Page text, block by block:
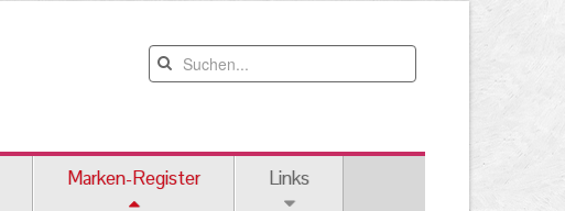
Marken-Register Links